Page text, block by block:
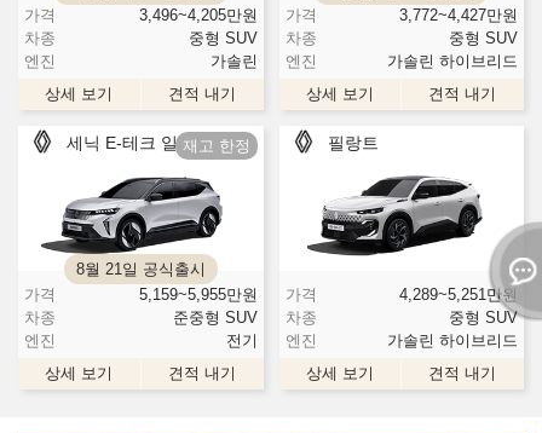
가격
3,496~4,205만원
차종
중형 SUV
엔진
가솔린
상세 보기
견적 내기
가격
3,772~4,427만원
차종
중형 SUV
엔진
가솔린 하이브리드
상세 보기
견적 내기
세닉 E-테크 일렉트릭
8월 21일 공식출시
가격
5,159~5,955만원
차종
준중형 SUV
엔진
전기
상세 보기
견적 내기
필랑트
가격 4,289~5,251 만원
차종
중형 SUV
엔진
가솔린 하이브리드
상세 보기
견적 내기